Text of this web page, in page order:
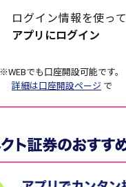
ログイン情報を使って
アプリにログイン
※WEBでも口座開設可能です。
詳細は口座開設ページ で